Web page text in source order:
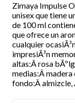
Zimaya Impulse
unisex que tiene
de 100 ml
que ofrece un
cualquier
impresiÃ³n
altas:Â rosa
medias:Â madera
fondo:Â almizcle,